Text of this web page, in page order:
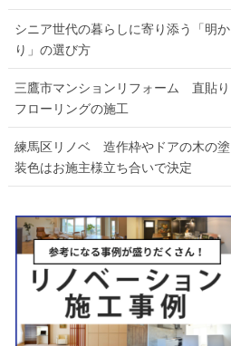
シニア世代の暮らしに寄り添う「明か
り」の選び方
三鷹市マンションリフォーム 直貼り
フローリングの施工
練馬区リノベ 造作枠やドアの木の塗
装色はお施主様立ち合いで決定